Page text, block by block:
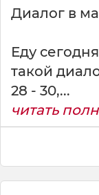
Диалог в
Еду
такой
28 - 30,...
читать